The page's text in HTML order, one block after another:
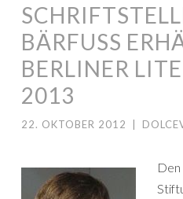
BÄRFUSS
BERLINER
2013
22. OKTOBER 2012
Den